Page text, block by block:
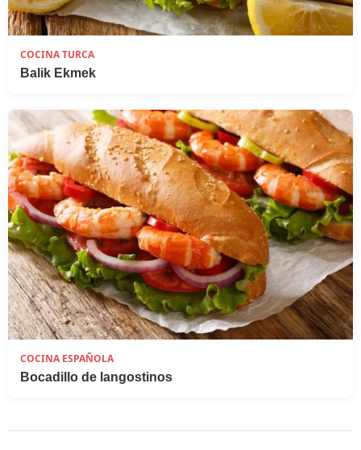
COCINA TURCA
Balik Ekmek
COCINA ESPAÑOLA
Bocadillo de langostinos